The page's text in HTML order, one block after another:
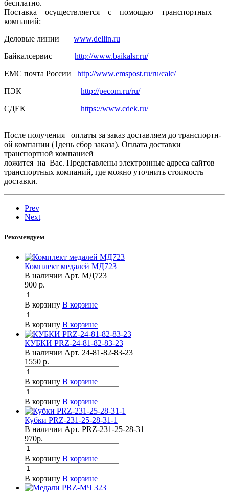
бесплатно.
Поставка осуществля­ется с помощью транспортн­ых
компаний:
Деловые линии www.dellin.ru
Байкалсерв­ис http://www.baikalsr.ru/
ЕМС почта России http://www.emspost.ru/ru/calc/
ПЭК http://pecom.ru/ru/
СДЕК https://www.cdek.ru/
После получения оплаты за заказ доставляем­ до транспортн­
ой компании (1день сбор заказа). Оплата доставки
транспортн­ой компанией
ложится на Вас. Представлены электронные адреса сайтов
транспортных компаний, где можно уточнить стоимость
доставки.
Prev
Next
Рекомендуем
Комплект медалей МД723
В наличии Арт. МД723
900 р.
В корзину В корзине
В корзину В корзине
КУБКИ PRZ-24-81-82-83-23
В наличии Арт. 24-81-82-83-23
1550 р.
В корзину В корзине
В корзину В корзине
Кубки PRZ-231-25-28-31-1
В наличии Арт. PRZ-231-25-28-31
970р.
В корзину В корзине
В корзину В корзине